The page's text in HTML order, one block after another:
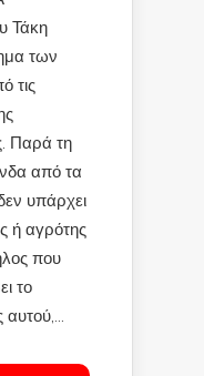
Τάκη
των
τις
Παρά τη
από τα
υπάρχει
ή αγρότης
που
το